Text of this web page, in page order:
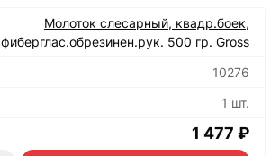
Молоток слесарный, квадр.боек,
фиберглас.обрезинен.рук. 500 гр. Gross
10276
1 шт.
1 477 ₽